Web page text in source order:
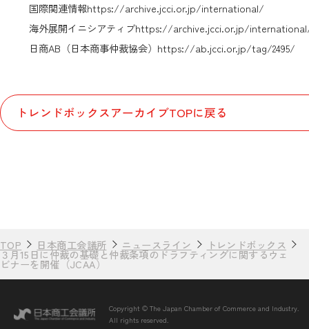
国際関連情報https://archive.jcci.or.jp/international/
海外展開イニシアティブhttps://archive.jcci.or.jp/
日商AB（日本商事仲裁協会） https://ab.jcci.or.jp/tag/2495/
トレンドボックスアーカイブTOPに戻る
TOP 日本商工会議所 ニュースライン トレンドボックス
３月15日に仲裁の基礎と仲裁条項のドラフティングに関するウェ
ビナーを開催（JCAA）
Copyright © The Japan Chamber of Commerce and Industry.
All rights reserved.